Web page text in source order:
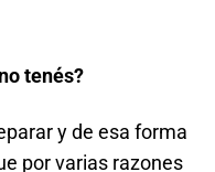
tenés?
y de esa forma
por varias razones